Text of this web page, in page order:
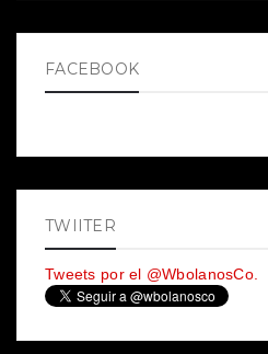
FACEBOOK
TWIITER
Tweets por el @WbolanosCo.